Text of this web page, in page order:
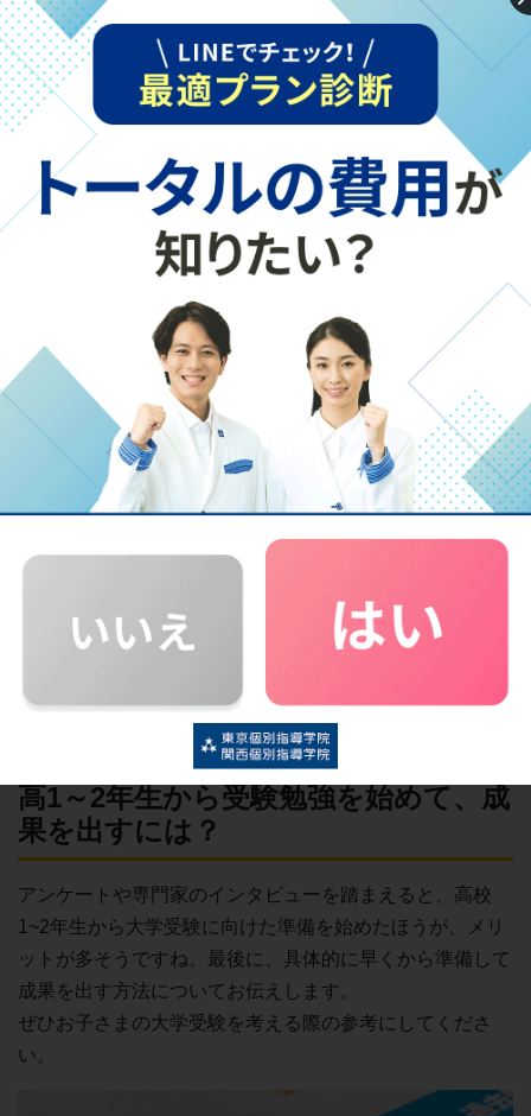
目標とする大学があるから受験に向けての学習内容や学習
スケジュールが決まってきます。途中で変わってもいいの
で、まず仮にでも志望校を決めてみるといいかもしれませ
んね。
まなビタミン編集部：志望校を決めるところから相談に乗
ってもらえるのは心強いですね。ただ、早く通えば通うほ
ど、費用がかかってしまいませんか？
寺田さん：昔は、5教科7科目全てで通われている方が多か
ったですが、最近では「単科」といって１~2科目だけで通
塾している人も増えてきています。苦手な部分を1～2科目
だけ通塾するということであれば、費用も抑えられると思
いますよ。また、先ほどご説明した通り、塾の役割は勉強
の内容を指導するだけではないのです。
まなビタミン編集部：ありがとうございました。志望校に
ついて決まっていない場合には、まずはお子さまと話し合
高1～2年生から受験勉強を始めて、成
果を出すには？
アンケートや専門家のインタビューを踏まえると、高校
1~2年生から大学受験に向けた準備を始めたほうが、メリ
ットが多そうですね。最後に、具体的に早くから準備して
成果を出す方法についてお伝えします。
ぜひお子さまの大学受験を考える際の参考にしてくださ
い。